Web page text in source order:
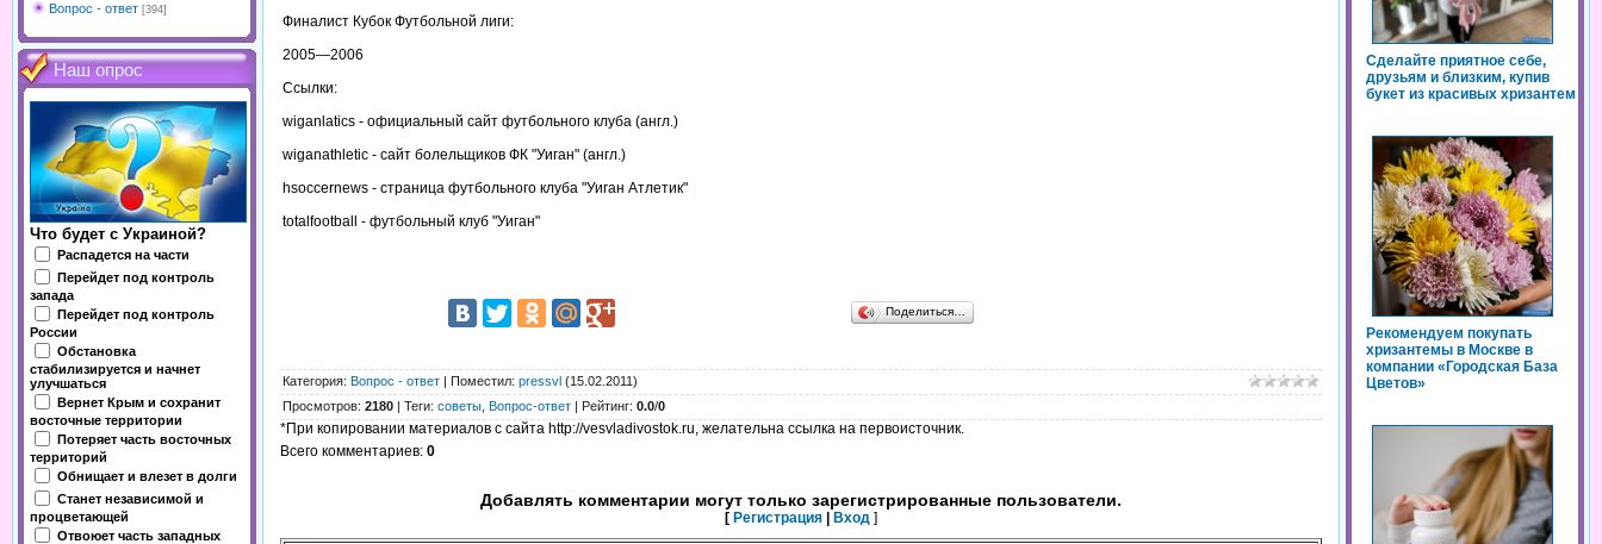
Вопрос - ответ [394]
Наш опрос
Что будет с Украиной?
Распадется на части
Перейдет под контроль
запада
Перейдет под контроль
России
Обстановка
стабилизируется и начнет
улучшаться
Вернет Крым и сохранит
восточные территории
Потеряет часть восточных
территорий
Обнищает и влезет в долги
Станет независимой и
процветающей
Отвоюет часть западных
Финалист Кубок Футбольной лиги:
2005—2006
Ссылки:
wiganlatics - официальный сайт футбольного клуба (англ.)
wiganathletic - сайт болельщиков ФК "Уиган" (англ.)
hsoccernews - страница футбольного клуба "Уиган Атлетик"
totalfootball - футбольный клуб "Уиган"
Поделиться…
Категория: Вопрос - ответ | Поместил: pressvl (15.02.2011)
Просмотров: 2180 | Теги: советы Вопрос-ответ | Рейтинг: 0.0/0
*При копировании материалов с сайта http://vesvladivostok.ru, желательна ссылка на первоисточник.
Всего комментариев: 0
Добавлять комментарии могут только зарегистрированные пользователи.
[ Регистрация Вход ]
Сделайте приятное себе,
друзьям и близким, купив
букет из красивых хризантем
Рекомендуем покупать
хризантемы в Москве в
компании «Городская База
Цветов»